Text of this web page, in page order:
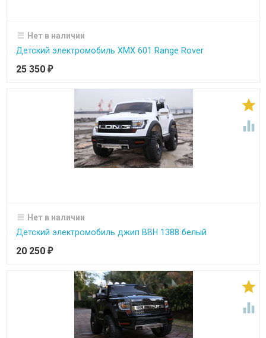
Нет в наличии
Детский электромобиль XMX 601 Range Rover
25 350 ₽


Нет в наличии
Детский электромобиль джип BBH 1388 белый
20 250 ₽

